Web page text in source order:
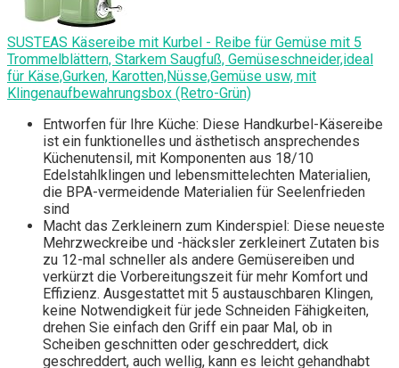
SUSTEAS Käsereibe mit Kurbel - Reibe für Gemüse mit 5
Trommelblättern, Starkem Saugfuß, Gemüseschneider,ideal
für Käse,Gurken, Karotten,Nüsse,Gemüse usw, mit
Klingenaufbewahrungsbox (Retro-Grün)
Entworfen für Ihre Küche: Diese Handkurbel-Käsereibe
ist ein funktionelles und ästhetisch ansprechendes
Küchenutensil, mit Komponenten aus 18/10
Edelstahlklingen und lebensmittelechten Materialien,
die BPA-vermeidende Materialien für Seelenfrieden
sind
Macht das Zerkleinern zum Kinderspiel: Diese neueste
Mehrzweckreibe und -häcksler zerkleinert Zutaten bis
zu 12-mal schneller als andere Gemüsereiben und
verkürzt die Vorbereitungszeit für mehr Komfort und
Effizienz. Ausgestattet mit 5 austauschbaren Klingen,
keine Notwendigkeit für jede Schneiden Fähigkeiten,
drehen Sie einfach den Griff ein paar Mal, ob in
Scheiben geschnitten oder geschreddert, dick
geschreddert, auch wellig, kann es leicht gehandhabt